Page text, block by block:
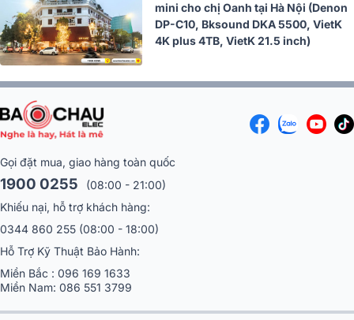
mini cho chị Oanh tại Hà Nội (Denon
DP-C10, Bksound DKA 5500, VietK
4K plus 4TB, VietK 21.5 inch)
Gọi đặt mua, giao hàng toàn quốc
1900 0255
(08:00 - 21:00)
Khiếu nại, hỗ trợ khách hàng:
0344 860 255 (08:00 - 18:00)
Hỗ Trợ Kỹ Thuật Bảo Hành:
Miền Bắc : 096 169 1633
Miền Nam: 086 551 3799